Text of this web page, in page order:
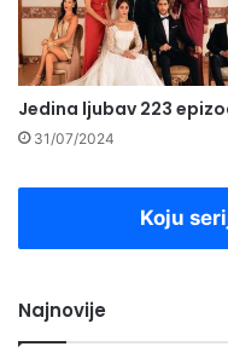
Jedina ljubav 223
31/07/2024
Koju
Najnovije